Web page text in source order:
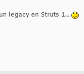
legacy en Struts 1...